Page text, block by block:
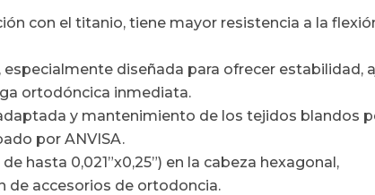
con el titanio, tiene mayor resistencia a la
diseñada para ofrecer estabilidad,
ortodóncica inmediata.
y mantenimiento de los tejidos blandos
por ANVISA.
hasta 0,021”x0,25”) en la cabeza hexagonal,
de accesorios de ortodoncia.